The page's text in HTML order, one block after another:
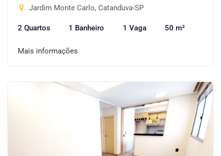
Jardim Monte Carlo, Catanduva-SP
2 Quartos 1 Banheiro 1 Vaga 50 m²
Mais informações